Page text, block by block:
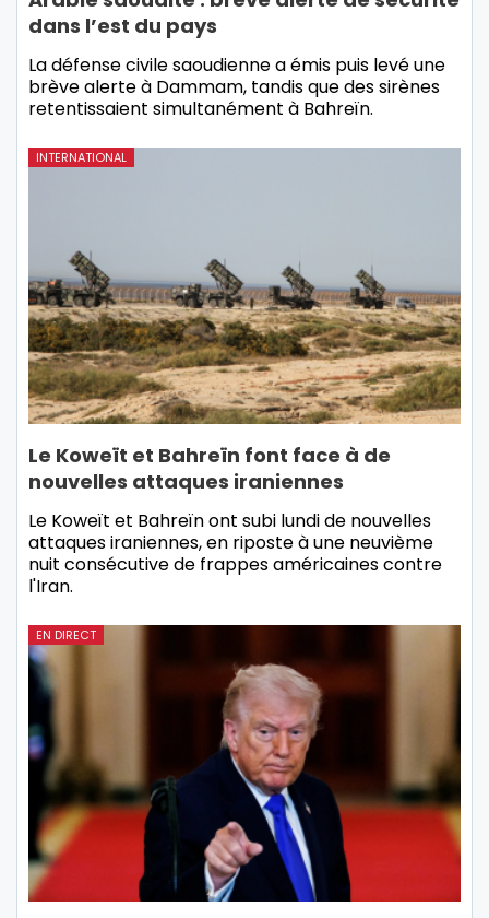
dans l’est du pays
La défense civile saoudienne a émis puis levé une
brève alerte à Dammam, tandis que des sirènes
retentissaient simultanément à Bahreïn.
INTERNATIONAL
Le Koweït et Bahreïn font face à de
nouvelles attaques iraniennes
Le Koweït et Bahreïn ont subi lundi de nouvelles
attaques iraniennes, en riposte à une neuvième
nuit consécutive de frappes américaines contre
l'Iran.
EN DIRECT